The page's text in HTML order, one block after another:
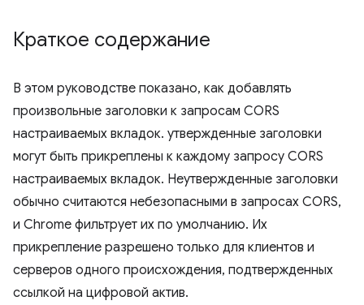
Краткое содержание
В этом руководстве показано, как добавлять
произвольные заголовки к запросам CORS
настраиваемых вкладок. утвержденные заголовки
могут быть прикреплены к каждому запросу CORS
настраиваемых вкладок. Неутвержденные заголовки
обычно считаются небезопасными в запросах CORS,
и Chrome фильтрует их по умолчанию. Их
прикрепление разрешено только для клиентов и
серверов одного происхождения, подтвержденных
ссылкой на цифровой актив.